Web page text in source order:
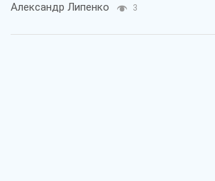
Александр Липенко 3